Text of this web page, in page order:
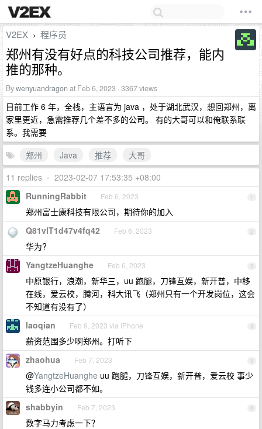
V2EX › 程序员
郑州有没有好点的科技公司推荐，能内
推的那种。
Bywenyuandragon at Feb 6, 2023 · 3367 views
目前工作 6 年，全栈，主语言为 java ，处于湖北武汉，想回郑州，离
家里更近，急需推荐几个差不多的公司。 有的大哥可以和俺联系联
系。我需要
郑州
Java 推荐
大哥
11 replies • 2023-02-07 17:53:35 +08:00
1
RunningRabbit Feb 6, 2023
郑州富士康科技有限公司，期待你的加入
2
Q81vlT1d47v4fq42 Feb 6, 2023
华为?
3
YangtzeHuanghe Feb 6, 2023
中原银行，浪潮，新华三，uu 跑腿，刀锋互娱，新开普，中移
在线，爱云校，腾河，科大讯飞（郑州只有一个开发岗位，这会
不知道有没有了）
4
laoqian Feb 6, 2023 via iPhone
薪资范围多少啊郑州。打听下
5
zhaohua Feb 7, 2023
@YangtzeHuanghe uu 跑腿，刀锋互娱，新开普，爱云校 事少
钱多连小公司都不如。
6
shabbyin Feb 7, 2023
数字马力考虑一下？